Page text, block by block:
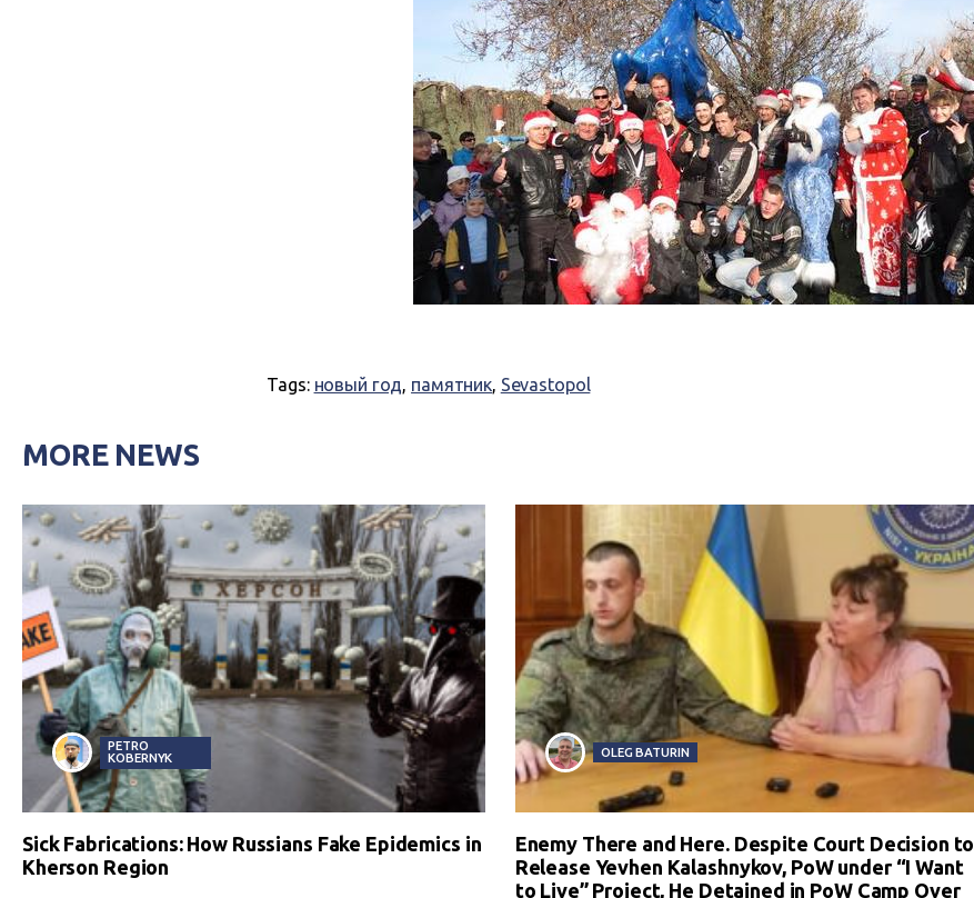
Tags: новый год, памятник, Sevastopol
MORE NEWS
PETRO
KOBERNYK
Sick Fabrications: How Russians Fake Epidemics in
Kherson Region
OLEG BATURIN
Enemy There and Here. Despite Court Decision to
Release Yevhen Kalashnykov, PoW under “I Want
to Live” Project, He Detained in PoW Camp Over